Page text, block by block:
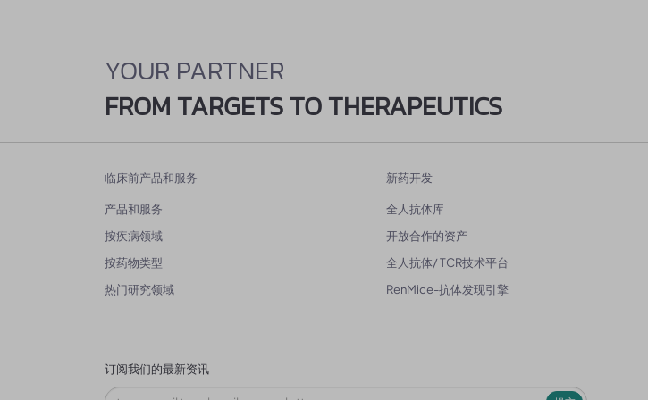
YOUR PARTNER
FROM TARGETS TO THERAPEUTICS
临床前产品和服务
产品和服务
按疾病领域
按药物类型
热门研究领域
新药开发
全人抗体库
开放合作的资产
全人抗体/ TCR技术平台
RenMice-抗体发现引擎
订阅我们的最新资讯